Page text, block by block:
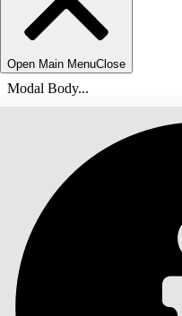
Open Main MenuClose
Modal Body...
SOMMARIO